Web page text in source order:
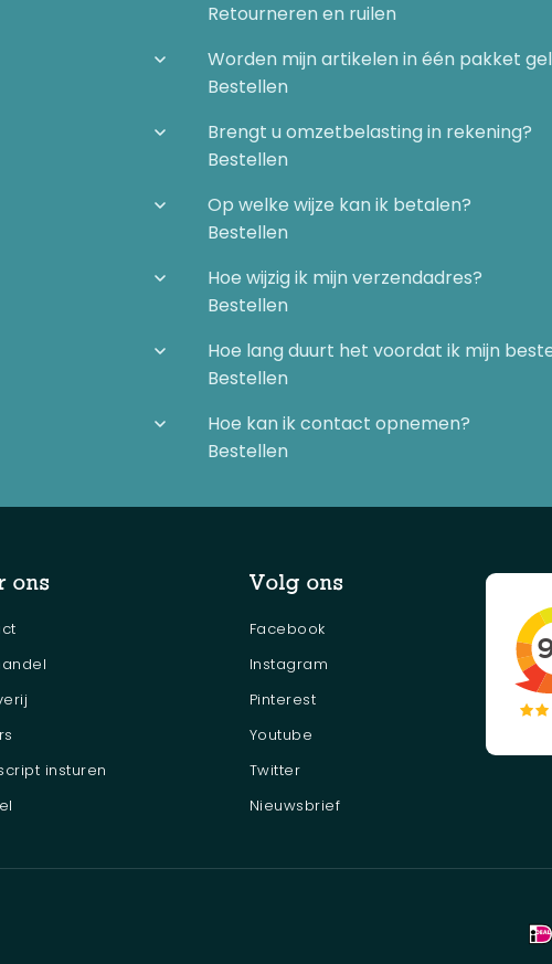
Retourneren en ruilen
Worden mijn artikelen in één pakket
Bestellen
Brengt u omzetbelasting in rekening?
Bestellen
Op welke wijze kan ik betalen?
Bestellen
Hoe wijzig ik mijn verzendadres?
Bestellen
Hoe lang duurt het voordat ik mijn
Bestellen
Hoe kan ik contact opnemen?
Bestellen
ons
insturen
Volg ons
Facebook
Instagram
Pinterest
Youtube
Twitter
Nieuwsbrief